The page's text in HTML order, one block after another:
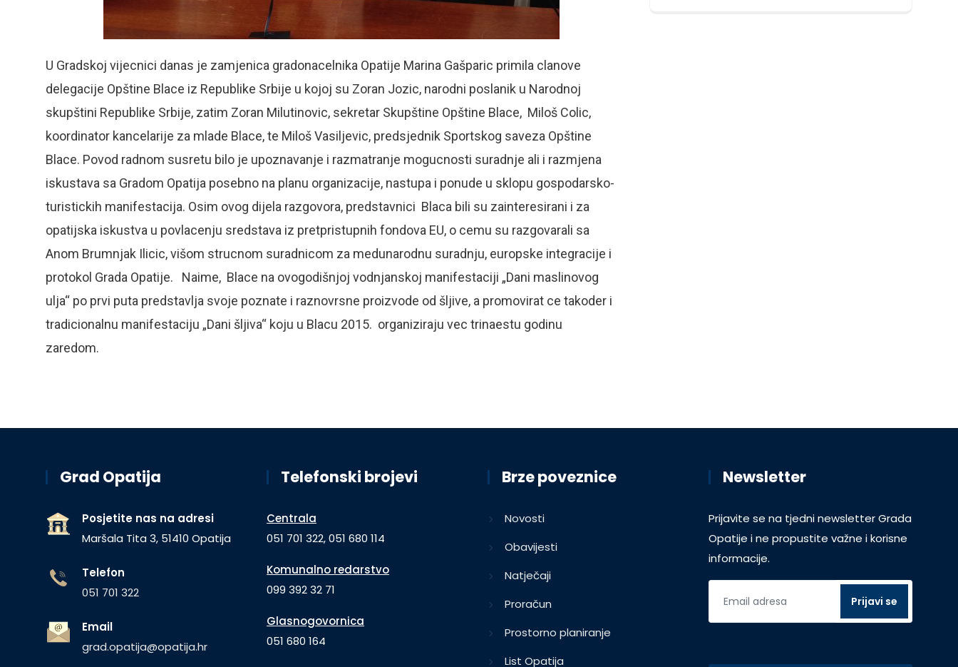
U Gradskoj vijecnici danas je zamjenica gradonacelnika Opatije Marina Gašparic primila clanove
delegacije Opštine Blace iz Republike Srbije u kojoj su Zoran Jozic, narodni poslanik u Narodnoj
skupštini Republike Srbije, zatim Zoran Milutinovic, sekretar Skupštine Opštine Blace, Miloš Colic,
koordinator kancelarije za mlade Blace, te Miloš Vasiljevic, predsjednik Sportskog saveza Opštine
Blace. Povod radnom susretu bilo je upoznavanje i razmatranje mogucnosti suradnje ali i razmjena
iskustava sa Gradom Opatija posebno na planu organizacije, nastupa i ponude u sklopu gospodarsko-
turistickih manifestacija. Osim ovog dijela razgovora, predstavnici Blaca bili su zainteresirani i za
opatijska iskustva u povlacenju sredstava iz pretpristupnih fondova EU, o cemu su razgovarali sa
Anom Brumnjak Ilicic, višom strucnom suradnicom za medunarodnu suradnju, europske integracije i
protokol Grada Opatije. Naime, Blace na ovogodišnjoj vodnjanskoj manifestaciji „Dani maslinovog
ulja“ po prvi puta predstavlja svoje poznate i raznovrsne proizvode od šljive, a promovirat ce takoder i
tradicionalnu manifestaciju „Dani šljiva“ koju u Blacu 2015. organiziraju vec trinaestu godinu
zaredom.
Grad Opatija
Posjetite nas na adresi
Maršala Tita 3, 51410 Opatija
Telefon
051 701 322
Email
grad.opatija@opatija.hr
Telefonski brojevi
Centrala
051 701 322, 051 680 114
Komunalno redarstvo
099 392 32 71
Glasnogovornica
051 680 164
Brze poveznice
Novosti
Obavijesti
Natječaji
Proračun
Prostorno planiranje
List Opatija
Newsletter
Prijavite se na tjedni newsletter Grada
Opatije i ne propustite važne i korisne
informacije.